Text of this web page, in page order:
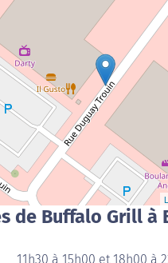
de Buffalo Grill à
11h30 à 15h00 et 18h00 à